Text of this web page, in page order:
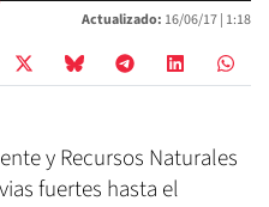
Actualizado: 16/06/17 | 1:18
y Recursos Naturales
fuertes hasta el